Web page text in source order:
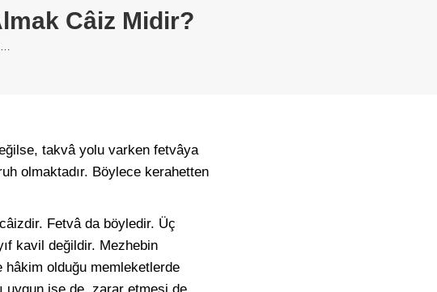
Câiz Midir?
takvâ yolu varken fetvâya
olmaktadır. Böylece kerahetten
Fetvâ da böyledir. Üç
kavil değildir. Mezhebin
olduğu memleketlerde